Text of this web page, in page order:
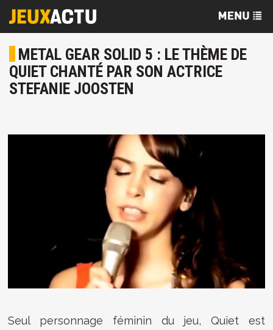
METAL GEAR SOLID 5 : LE THÈME DE
QUIET CHANTÉ PAR SON ACTRICE
STEFANIE JOOSTEN
Seul personnage féminin du jeu, Quiet est